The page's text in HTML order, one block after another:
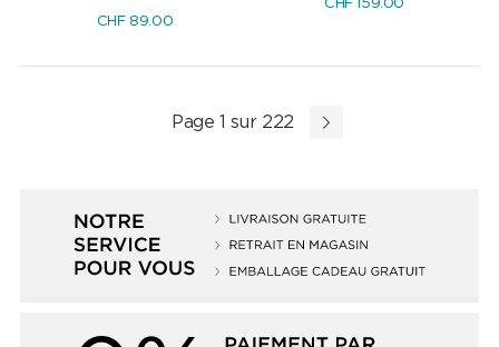
CHF 89.00
CHF 159.00
Page 1 sur 222